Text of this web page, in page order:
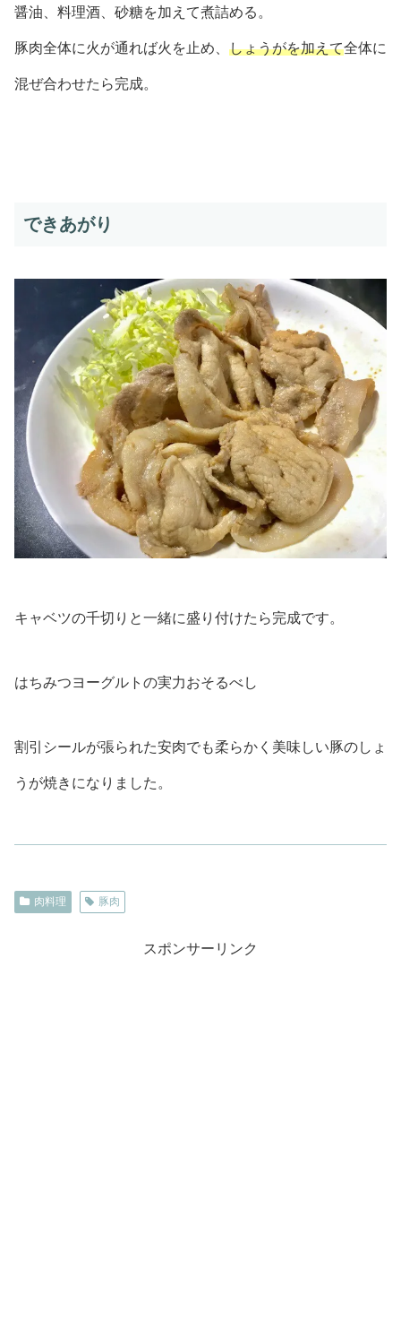
醤油、料理酒、砂糖を加えて煮詰める。
豚肉全体に火が通れば火を止め、 しょうがを加えて全体に
混ぜ合わせたら完成。
できあがり
キャベツの千切りと一緒に盛り付けたら完成です。
はちみつヨーグルトの実力おそるべし
割引シールが張られた安肉でも柔らかく美味しい豚のしょ
うが焼きになりました。
肉料理 豚肉
スポンサーリンク